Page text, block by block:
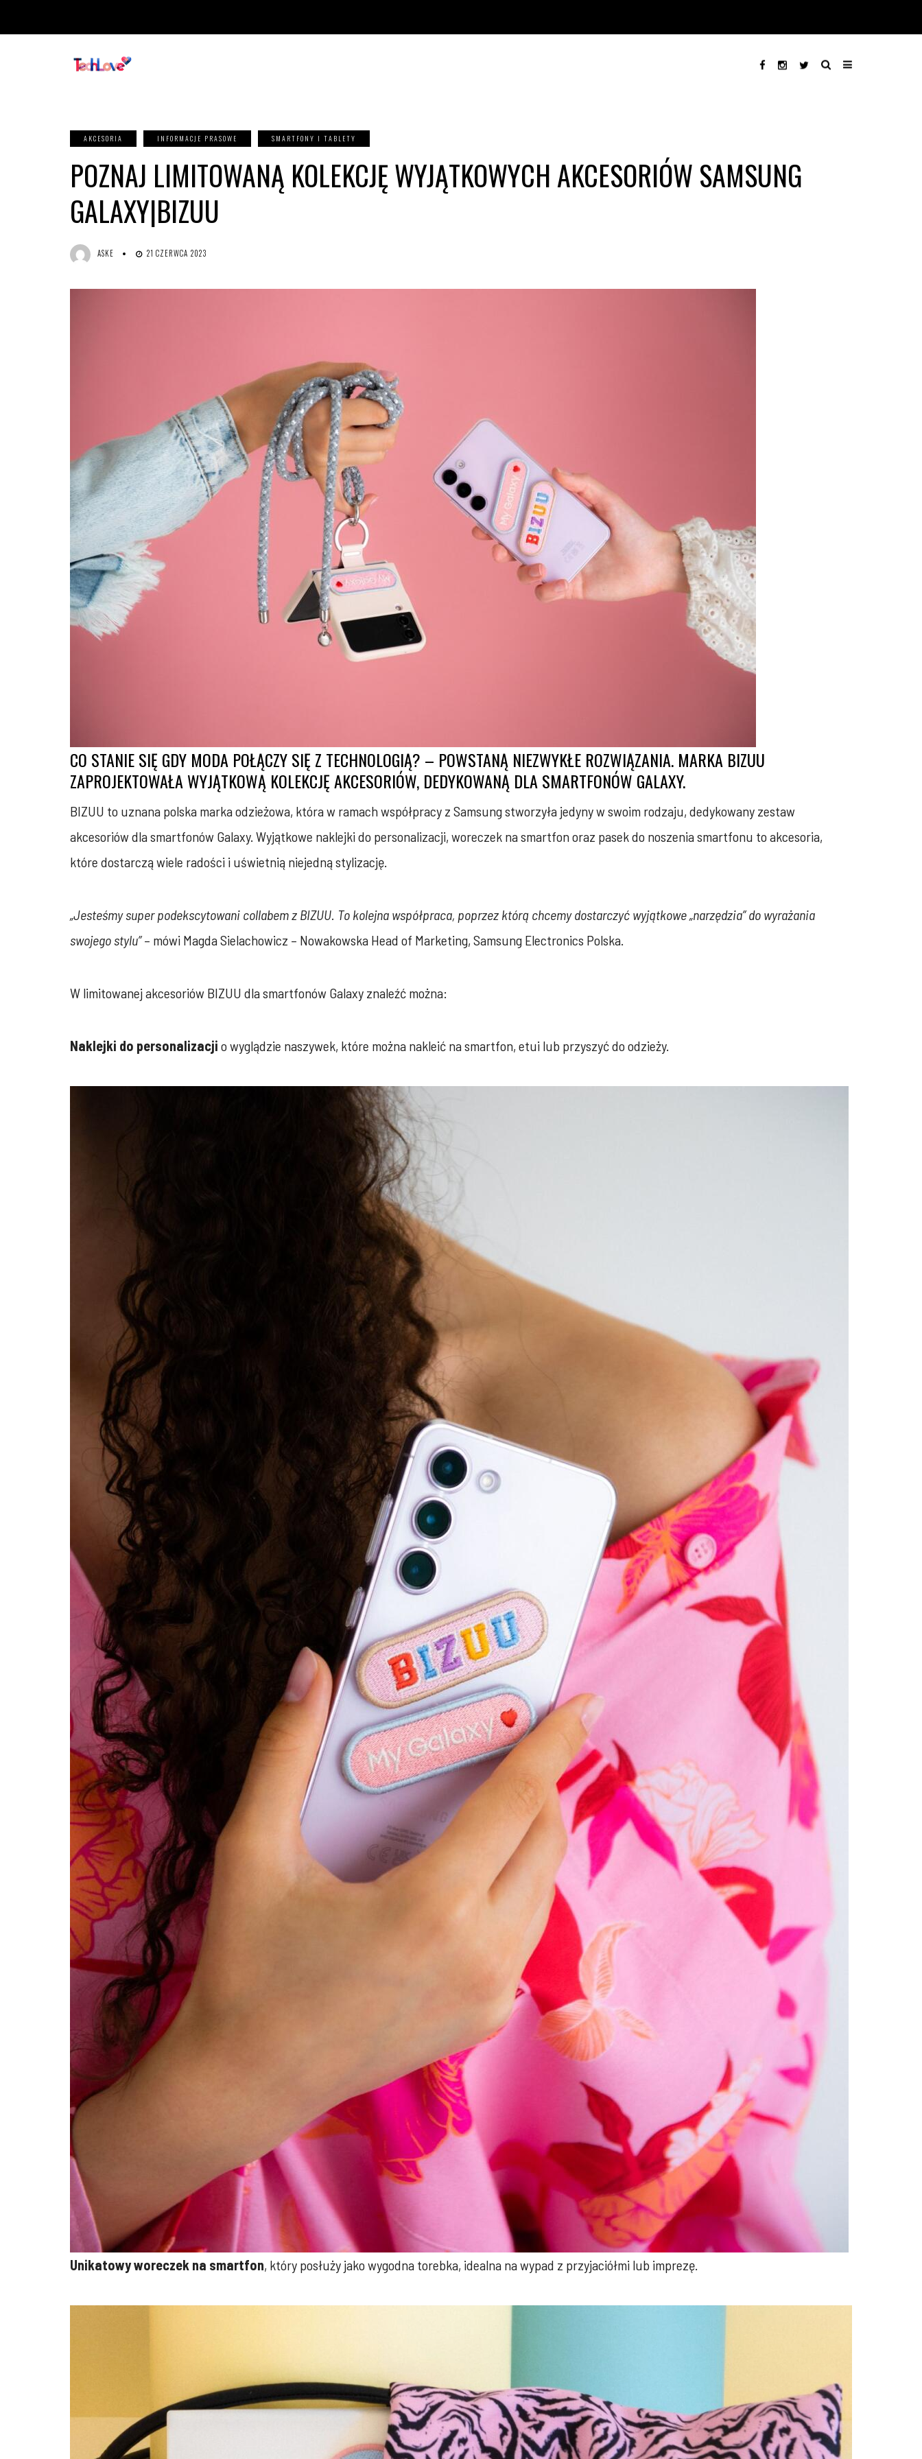
AKCESORIA INFORMACJE PRASOWE SMARTFONY I TABLETY
POZNAJ LIMITOWANĄ KOLEKCJĘ WYJĄTKOWYCH AKCESORIÓW SAMSUNG
GALAXY|BIZUU
ASKE 21 CZERWCA 2023
CO STANIE SIĘ GDY MODA POŁĄCZY SIĘ Z TECHNOLOGIĄ? – POWSTANĄ NIEZWYKŁE ROZWIĄZANIA. MARKA BIZUU
ZAPROJEKTOWAŁA WYJĄTKOWĄ KOLEKCJĘ AKCESORIÓW, DEDYKOWANĄ DLA SMARTFONÓW GALAXY.
BIZUU to uznana polska marka odzieżowa, która w ramach współpracy z Samsung stworzyła jedyny w swoim rodzaju, dedykowany zestaw
akcesoriów dla smartfonów Galaxy. Wyjątkowe naklejki do personalizacji, woreczek na smartfon oraz pasek do noszenia smartfonu to akcesoria,
które dostarczą wiele radości i uświetnią niejedną stylizację.
„Jesteśmy super podekscytowani collabem z BIZUU. To kolejna współpraca, poprzez którą chcemy dostarczyć wyjątkowe „narzędzia” do wyrażania
swojego stylu”– mówi Magda Sielachowicz – Nowakowska Head of Marketing, Samsung Electronics Polska.
W limitowanej akcesoriów BIZUU dla smartfonów Galaxy znaleźć można:
Naklejki do personalizacji o wyglądzie naszywek, które można nakleić na smartfon, etui lub przyszyć do odzieży.
Unikatowy woreczek na smartfon, który posłuży jako wygodna torebka, idealna na wypad z przyjaciółmi lub imprezę.